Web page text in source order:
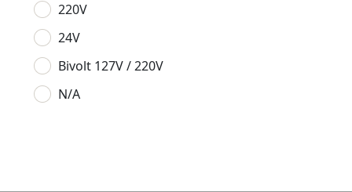
220V
24V
Bivolt 127V / 220V
N/A